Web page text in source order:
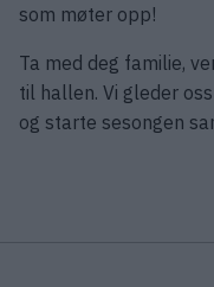
som møter opp!
Ta med deg familie,
til hallen. Vi gleder
og starte sesongen